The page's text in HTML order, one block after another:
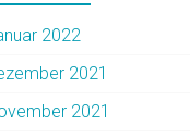
2022
2021
2021